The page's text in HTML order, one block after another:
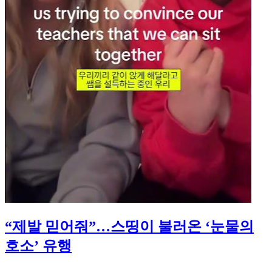
“제발 믿어줘”…스띵이 불러온 ‘눈물의
호소’ 유행